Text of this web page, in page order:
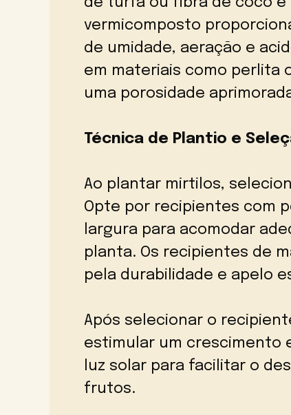
vermicomposto
de umidade, aeração e
em materiais como perlita
uma porosidade
Técnica de Plantio e
Ao plantar mirtilos,
Opte por recipientes com
largura para acomodar
planta. Os recipientes de
pela durabilidade e apelo
Após selecionar o
estimular um crescimento
luz solar para facilitar o
frutos.